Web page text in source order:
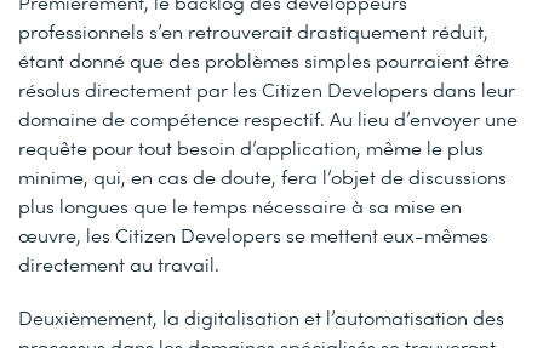
professionnels s’en retrouverait drastiquement réduit,
étant donné que des problèmes simples pourraient être
résolus directement par les Citizen Developers dans leur
domaine de compétence respectif. Au lieu d’envoyer une
requête pour tout besoin d’application, même le plus
minime, qui, en cas de doute, fera l’objet de discussions
plus longues que le temps nécessaire à sa mise en
œuvre, les Citizen Developers se mettent eux-mêmes
directement au travail.
Deuxièmement, la digitalisation et l’automatisation des